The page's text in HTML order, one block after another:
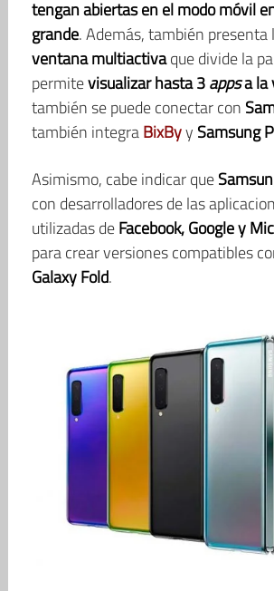
tengan abiertas en el modo móvil
grande. Además, también presenta
ventana multiactivaque divide la
permitevisualizar hasta 3appsa la
también se puede conectar con
también integraBixByy Samsung
Asimismo, cabe indicar que
con desarrolladores de las
utilizadas deFacebook, Google y
para crear versiones compatibles
Galaxy Fold.